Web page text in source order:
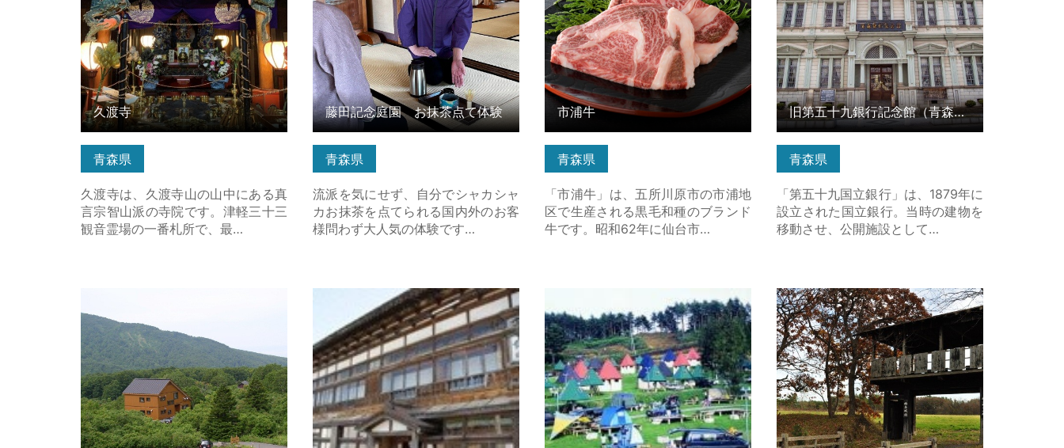
青森県
久渡寺は、久渡寺山の山中にある真
言宗智山派の寺院です。津軽三十三
観音霊場の一番札所で、最…
久渡寺
青森県
流派を気にせず、自分でシャカシャ
カお抹茶を点てられる国内外のお客
様問わず大人気の体験です…
藤田記念庭園 お抹茶点て体験
青森県
「市浦牛」は、五所川原市の市浦地
区で生産される黒毛和種のブランド
牛です。昭和62年に仙台市…
市浦牛
青森県
「第五十九国立銀行」は、1879年に
設立された国立銀行。当時の建物を
移動させ、公開施設として…
旧第五十九銀行記念館（青森銀行記念館）
はこちら
黒石市内温泉施設（温湯温泉） の詳
細はこちら
名川チェリリン村 の詳細はこちら 福島城跡 の詳細はこちら